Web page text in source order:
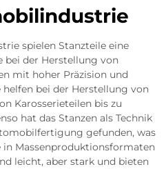
spielen Stanzteile eine
bei der Herstellung von
mit hoher Präzision und
bei der Herstellung von
Karosserieteilen bis zu
hat das Stanzen als Technik
gefunden, was
Massenproduktionsformaten
leicht, aber stark und bieten